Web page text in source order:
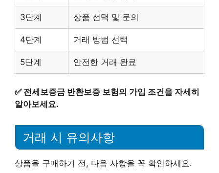
3단계 상품 선택 및 문의
4단계 거래 방법 선택
5단계 안전한 거래 완료
✅ 전세보증금 반환보증 보험의 가입 조건을 자세히
알아보세요.
거래 시 유의사항
상품을 구매하기 전, 다음 사항을 꼭 확인하세요.